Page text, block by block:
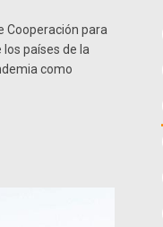
Cooperación para
países de la
como